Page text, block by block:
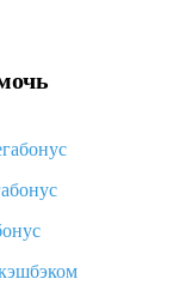
и что
паспортные
Алиэкспресс
вернут деньги?
их получить и